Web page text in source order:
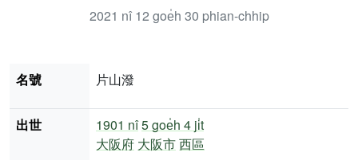
2021 nî 12 goe̍h 30 phian-chhip
名號 片山潑
出世 1901 nî5 goe̍h 4 ji̍t
大阪府 大阪市西區